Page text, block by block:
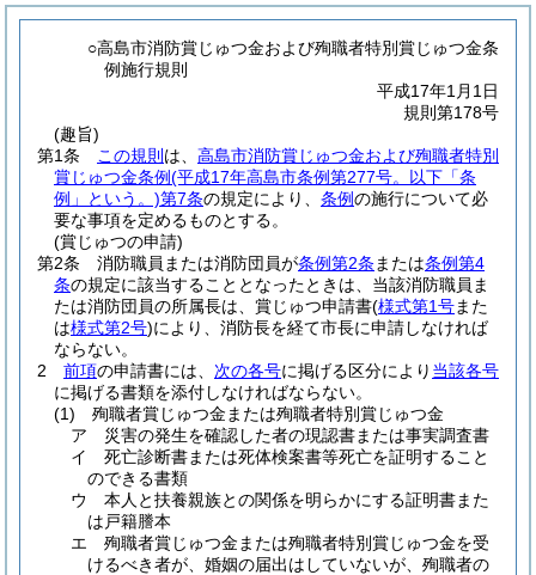
○高島市消防賞じゅつ金および殉職者特別賞じゅつ金条
例施行規則
平成17年1月1日
規則第178号
(趣旨)
第1条
この規則 は、 高島市消防賞じゅつ金および殉職者特別
賞じゅつ金条例(平成17年高島市条例第277号。以下「条
例」という。)第7条の規定により、 条例の施行について必
要な事項を定めるものとする。
(賞じゅつの申請)
第2条
消防職員または消防団員が条例第2条 または条例第4
条の規定に該当することとなったときは、当該消防職員ま
たは消防団員の所属長は、賞じゅつ申請書(様式第1号また
は様式第2号)により、消防長を経て市長に申請しなければ
ならない。
2
前項の申請書には、 次の各号に掲げる区分により 当該各号
に掲げる書類を添付しなければならない。
(1)
殉職者賞じゅつ金または殉職者特別賞じゅつ金
ア
災害の発生を確認した者の現認書または事実調査書
イ
死亡診断書または死体検案書等死亡を証明すること
のできる書類
ウ
本人と扶養親族との関係を明らかにする証明書また
は戸籍謄本
エ
殉職者賞じゅつ金または殉職者特別賞じゅつ金を受
けるべき者が、婚姻の届出はしていないが、殉職者の